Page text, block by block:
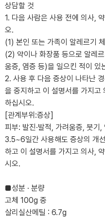
상담할 것
1. 다음 사람은 사용 전에 의사,
오.
(1) 본인 또는 가족이 알레르기
(2) 약이나 화장품 등으로 알레
움증, 염증 등)을 일으킨 적이 있
2. 사용 후 다음 증상이 나타난
을 중지하고 이 설명서를 가지고
하십시오.
[관계부위:증상]
피부: 발진·발적, 가려움증, 붓기
3.5~6일간 사용해도 증상의 개
하고 이 설명서를 가지고 의사,
시오.
■성분 · 분량
고체 100g 중
살리실산메틸 : 6.7g